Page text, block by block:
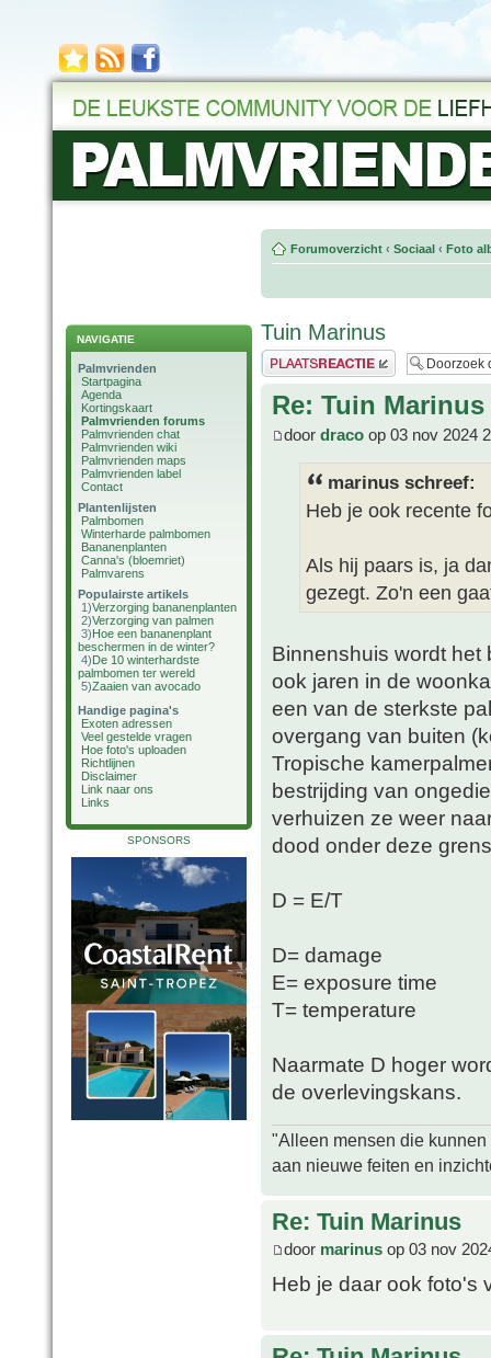
NAVIGATIE
Palmvrienden
Startpagina
Agenda
Kortingskaart
Palmvrienden forums
Palmvrienden chat
Palmvrienden wiki
Palmvrienden maps
Palmvrienden label
Contact
Plantenlijsten
Palmbomen
Winterharde palmbomen
Bananenplanten
Canna's (bloemriet)
Palmvarens
Populairste artikels
1)Verzorging bananenplanten
2)Verzorging van palmen
3)Hoe een bananenplant
beschermen in de winter?
4)De 10 winterhardste
palmbomen ter wereld
5)Zaaien van avocado
Handige pagina's
Exoten adressen
Veel gestelde vragen
Hoe foto's uploaden
Richtlijnen
Disclaimer
Link naar ons
Links
SPONSORS
Forumoverzicht ‹ Sociaal ‹ Foto
Tuin Marinus
Plaats een reactie
Re: Tuin Marinus
door draco op 03 nov 2024
marinus schreef:
Heb je ook recente
Als hij paars is, ja
gezegt. Zo'n een
Binnenshuis wordt het
ook jaren in de
een van de sterkste
overgang van buiten
Tropische
bestrijding van
verhuizen ze weer
dood onder deze
D = E/T
D= damage
E= exposure time
T= temperature
Naarmate D hoger
de overlevingskans.
"Alleen mensen die
aan nieuwe feiten en
Re: Tuin Marinus
door marinus op 03 nov
Heb je daar ook foto's